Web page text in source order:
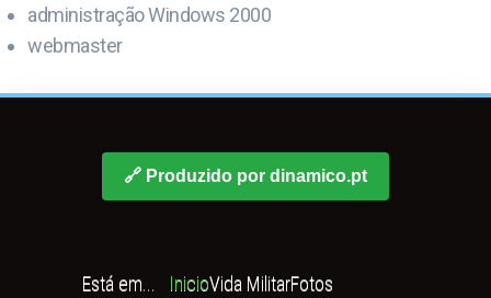
administração Windows 2000
webmaster
🔗 Produzido por dinamico.pt
Está em... InicioVida MilitarFotos